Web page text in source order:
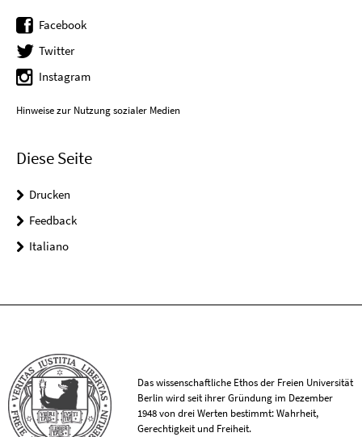
Facebook
Twitter
Instagram
Hinweise zur Nutzung sozialer Medien
Diese Seite
Drucken
Feedback
Italiano
Das wissenschaftliche Ethos der Freien Universität
Berlin wird seit ihrer Gründung im Dezember
1948 von drei Werten bestimmt: Wahrheit,
Gerechtigkeit und Freiheit.